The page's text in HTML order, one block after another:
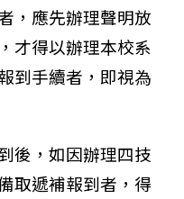
，應先辦理聲明放
才得以辦理本校系
到手續者，即視為
後，如因辦理四技
取遞補報到者，得